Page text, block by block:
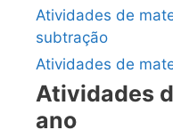
Atividades de
subtração
Atividades de
Atividades
ano